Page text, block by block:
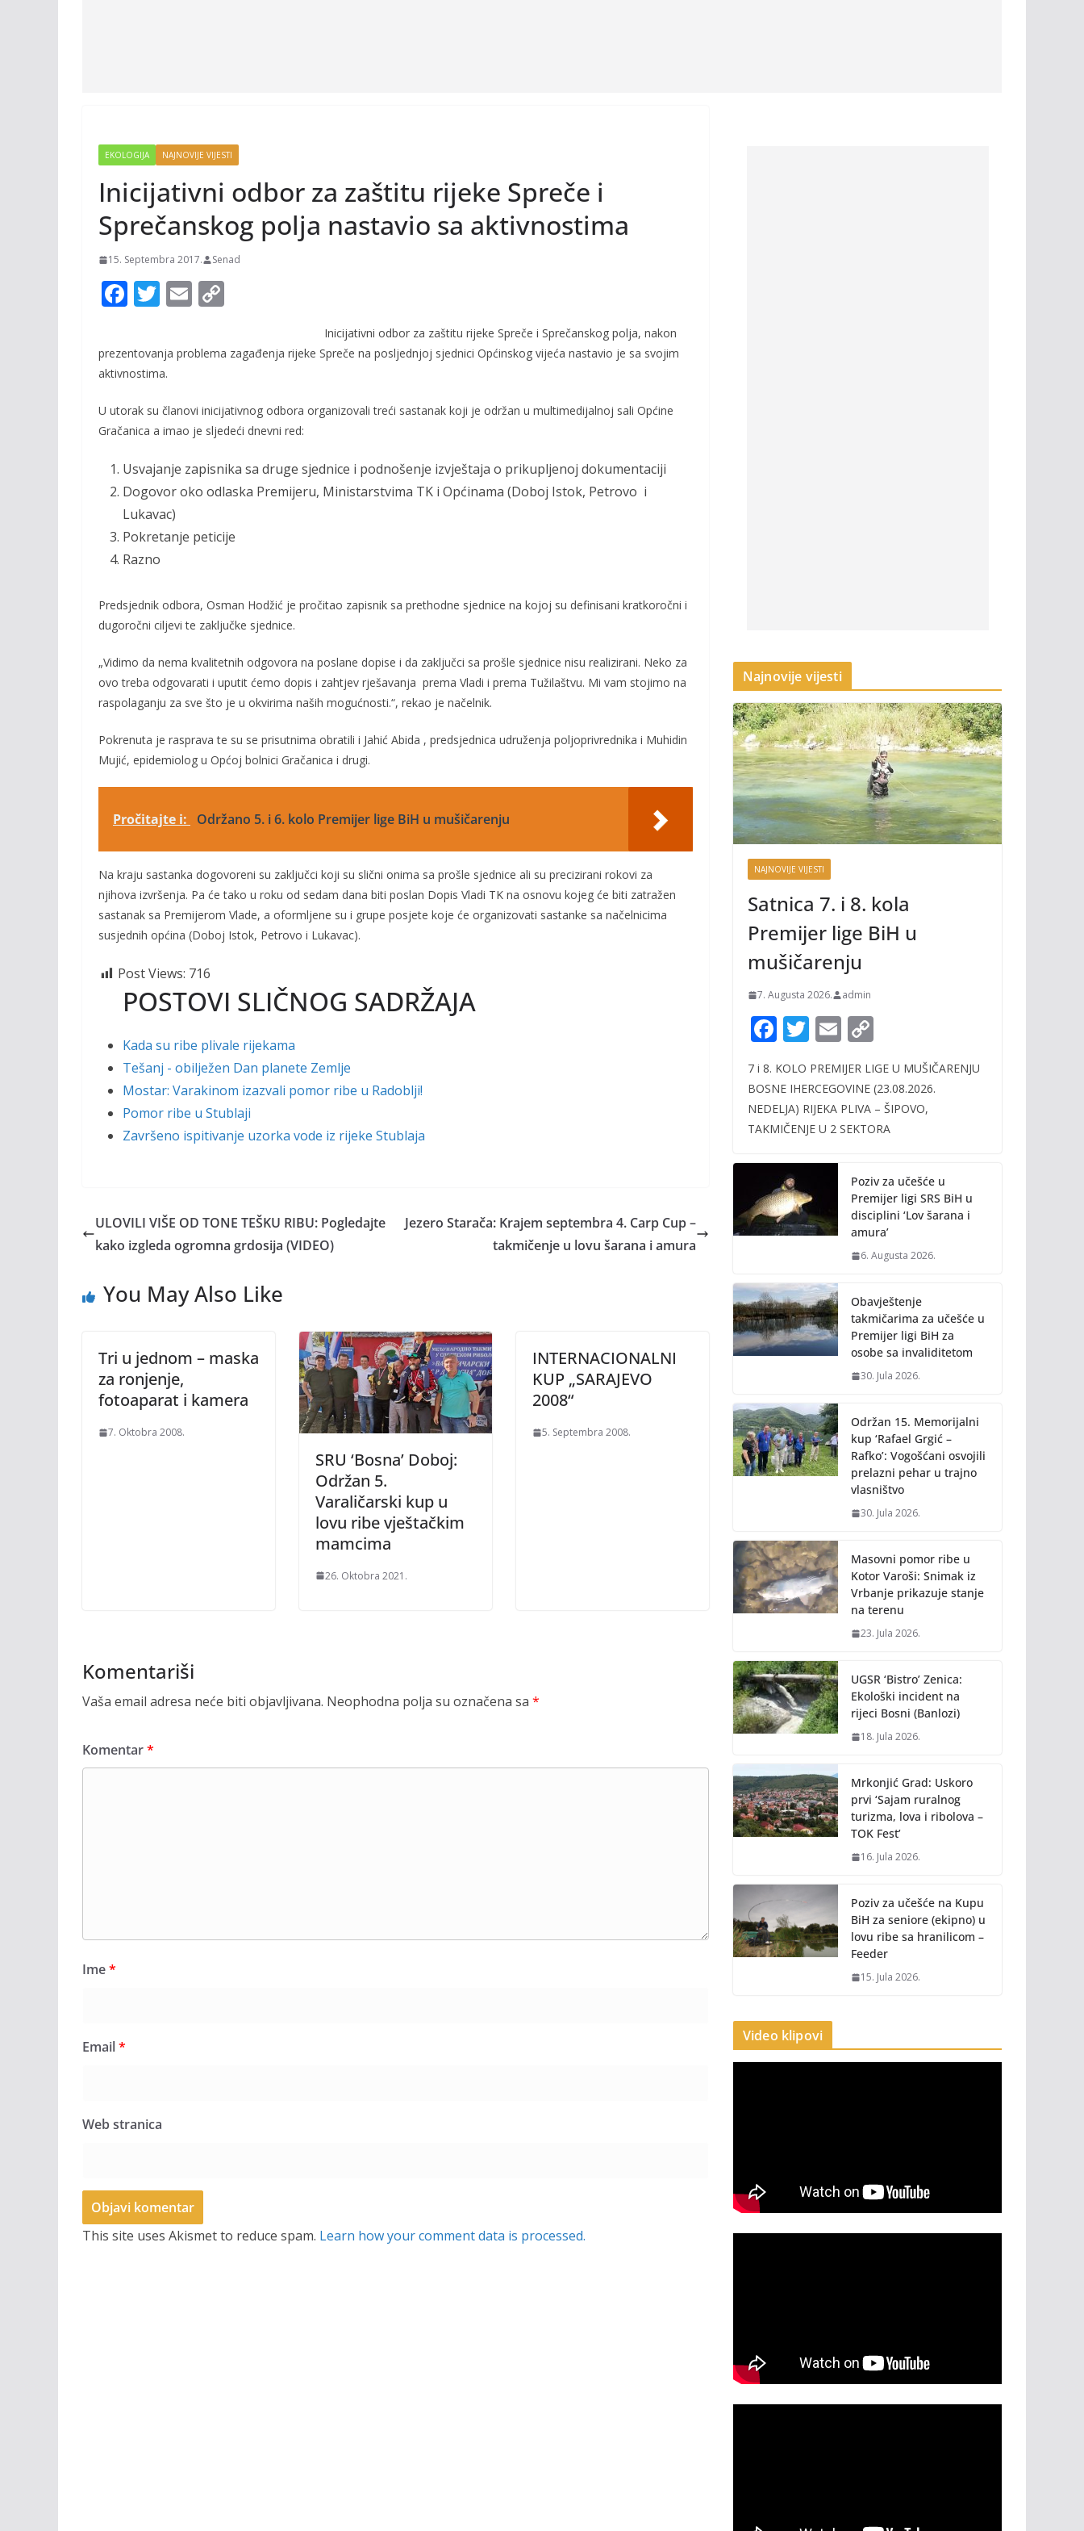
EKOLOGIJA NAJNOVIJE VIJESTI
Inicijativni odbor za zaštitu rijeke Spreče i
Sprečanskog polja nastavio sa aktivnostima
15. Septembra 2017. Senad
F
e
b
o
o
T
itt
er
E
ai p
n
Inicijativni odbor za zaštitu rijeke Spreče i Sprečanskog polja, nakon
prezentovanja problema zagađenja rijeke Spreče na posljednjoj sjednici Općinskog vijeća nastavio je sa svojim
aktivnostima.
U utorak su članovi inicijativnog odbora organizovali treći sastanak koji je održan u multimedijalnoj sali Općine
Gračanica a imao je sljedeći dnevni red:
Usvajanje zapisnika sa druge sjednice i podnošenje izvještaja o prikupljenoj dokumentaciji
Dogovor oko odlaska Premijeru, Ministarstvima TK i Općinama (Doboj Istok, Petrovo i
Lukavac)
Pokretanje peticije
Razno
Predsjednik odbora, Osman Hodžić je pročitao zapisnik sa prethodne sjednice na kojoj su definisani kratkoročni i
dugoročni ciljevi te zaključke sjednice.
„Vidimo da nema kvalitetnih odgovora na poslane dopise i da zaključci sa prošle sjednice nisu realizirani. Neko za
ovo treba odgovarati i uputit ćemo dopis i zahtjev rješavanja prema Vladi i prema Tužilaštvu. Mi vam stojimo na
raspolaganju za sve što je u okvirima naših mogućnosti.“, rekao je načelnik.
Pokrenuta je rasprava te su se prisutnima obratili i Jahić Abida , predsjednica udruženja poljoprivrednika i Muhidin
Mujić, epidemiolog u Općoj bolnici Gračanica i drugi.
Pročitajte i: Održano 5. i 6. kolo Premijer lige BiH u mušičarenju
Na kraju sastanka dogovoreni su zaključci koji su slični onima sa prošle sjednice ali su precizirani rokovi za
njihova izvršenja. Pa će tako u roku od sedam dana biti poslan Dopis Vladi TK na osnovu kojeg će biti zatražen
sastanak sa Premijerom Vlade, a oformljene su i grupe posjete koje će organizovati sastanke sa načelnicima
susjednih općina (Doboj Istok, Petrovo i Lukavac).
Post Views: 716
POSTOVI SLIČNOG SADRŽAJA
Kada su ribe plivale rijekama
Tešanj - obilježen Dan planete Zemlje
Mostar: Varakinom izazvali pomor ribe u Radoblji!
Pomor ribe u Stublaji
Završeno ispitivanje uzorka vode iz rijeke Stublaja
ULOVILI VIŠE OD TONE TEŠKU RIBU: Pogledajte
kako izgleda ogromna grdosija (VIDEO)
Jezero Starača: Krajem septembra 4. Carp Cup –
takmičenje u lovu šarana i amura
You May Also Like
Tri u jednom – maska
za ronjenje,
fotoaparat i kamera
7. Oktobra 2008.
SRU ‘Bosna’ Doboj:
Održan 5.
Varaličarski kup u
lovu ribe vještačkim
mamcima
26. Oktobra 2021.
INTERNACIONALNI
KUP „SARAJEVO
2008“
5. Septembra 2008.
Komentariši
Vaša email adresa neće biti objavljivana. Neophodna polja su označena sa *
Komentar*
Ime*
Email*
Web stranica
This site uses Akismet to reduce spam. Learn how your comment data is processed.
Najnovije vijesti
NAJNOVIJE VIJESTI
Satnica 7. i 8. kola
Premijer lige BiH u
mušičarenju
7. Augusta 2026. admin
F
e
b
o
o
k
T
itt
er
E
ai
l
p
y
Li
k
7 i 8. KOLO PREMIJER LIGE U MUŠIČARENJU
BOSNE IHERCEGOVINE (23.08.2026.
NEDELJA) RIJEKA PLIVA – ŠIPOVO,
TAKMIČENJE U 2 SEKTORA
Poziv za učešće u
Premijer ligi SRS BiH u
disciplini ‘Lov šarana i
amura’
6. Augusta 2026.
Obavještenje
takmičarima za učešće u
Premijer ligi BiH za
osobe sa invaliditetom
30. Jula 2026.
Održan 15. Memorijalni
kup ‘Rafael Grgić –
Rafko’: Vogošćani osvojili
prelazni pehar u trajno
vlasništvo
30. Jula 2026.
Masovni pomor ribe u
Kotor Varoši: Snimak iz
Vrbanje prikazuje stanje
na terenu
23. Jula 2026.
UGSR ‘Bistro’ Zenica:
Ekološki incident na
rijeci Bosni (Banlozi)
18. Jula 2026.
Mrkonjić Grad: Uskoro
prvi ‘Sajam ruralnog
turizma, lova i ribolova –
TOK Fest’
16. Jula 2026.
Poziv za učešće na Kupu
BiH za seniore (ekipno) u
lovu ribe sa hranilicom –
Feeder
15. Jula 2026.
Video klipovi